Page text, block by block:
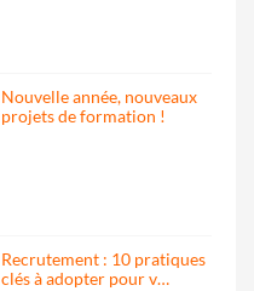
Nouvelle année, nouveaux
projets de formation !
Recrutement : 10 pratiques
clés à adopter pour v…